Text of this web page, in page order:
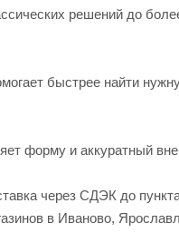
решений до
быстрее найти
форму и аккуратный
через СДЭК до
в Иваново,